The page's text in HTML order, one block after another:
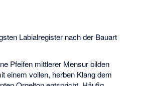
Labialregister nach der Bauart
Pfeifen mittlerer Mensur bilden
einem vollen, herben Klang dem